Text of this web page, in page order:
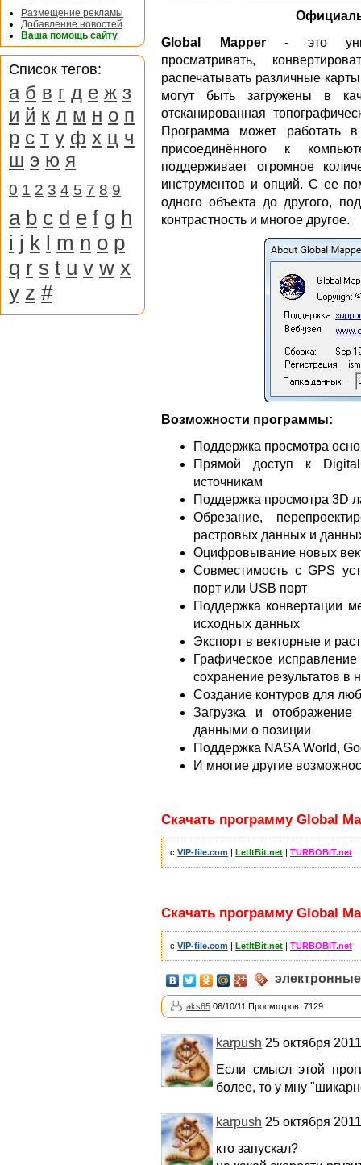
Global Mapper- это
просматривать,
распечатывать различные
могут быть загружены в
отсканированная
Программа может работать
присоединённого к
поддерживает огромное
инструментов и опций. С ее
одного объекта до другого,
контрастность и многое другое.
Возможности программы:
Поддержка просмотра
Прямой доступ к
источникам
Поддержка просмотра 3D
Обрезание,
растровых данных и
Оцифровывание новых
Совместимость с GPS
порт или USB порт
Поддержка конвертации
исходных данных
Экспорт в векторные и
Графическое
сохранение результатов в
Создание контуров для
Загрузка и
данными о позиции
Поддержка NASA World,
И многие другие
Скачать программу Global
с VIP-file.com LetItBit.net TURBOBIT.net
Скачать программу Global
с VIP-file.com | LetItBit.net | TURBOBIT.net
aks85 06/10/11 Просмотров: 7129
karpush 25 октября
Если смысл этой
более, то у мну
karpush 25 октября
кто запускал?
Размещение рекламы
Добавление новостей
Ваша помощь сайту
Список тегов:
а б в г д е ж з
и й к л м н о п
р с т у ф х ц ч
ш э ю я
0 1 2 3 4 5 7 8 9
a b c d e f g h
i j k l m n o p
q r s t u v w x
y z #